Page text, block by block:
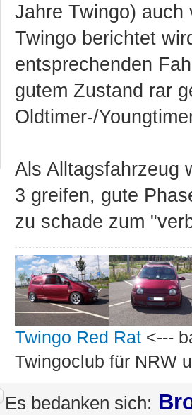
Jahre Twingo) auch
Twingo berichtet
entsprechenden
gutem Zustand rar
Oldtimer-/
Als Alltagsfahrzeug
3 greifen, gute
zu schade zum
Twingo Red Rat<---
Twingoclub für NRW
Es bedanken sich: